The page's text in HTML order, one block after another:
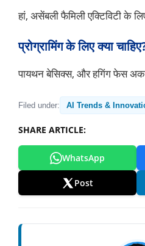
हां, असेंबली फैमिली एक्टिविटी के
प्रोग्रामिंग के लिए क्या
पायथन बेसिक्स, और हगिंग फेस
Filed under: AI Trends &
SHARE ARTICLE:
WhatsApp
Post